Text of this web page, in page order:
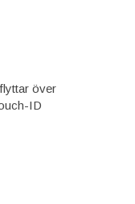
över
ID